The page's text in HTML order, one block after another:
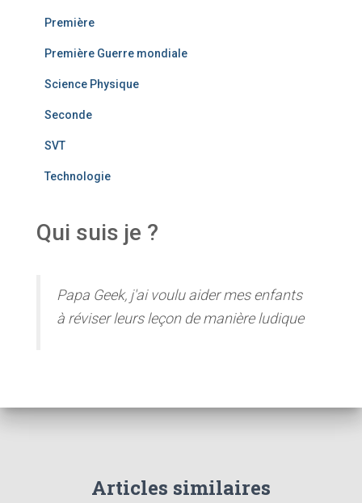
Première
Première Guerre mondiale
Science Physique
Seconde
SVT
Technologie
Qui suis je ?
Papa Geek, j'ai voulu aider mes enfants
à réviser leurs leçon de manière ludique
Articles similaires